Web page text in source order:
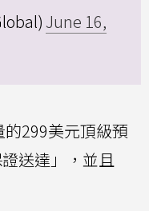
June 16,
的299美元頂級預
送達」，並且